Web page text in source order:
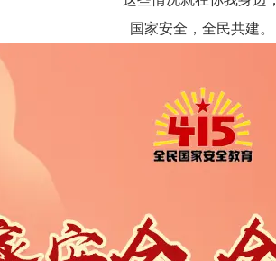
国家安全，全民共建。